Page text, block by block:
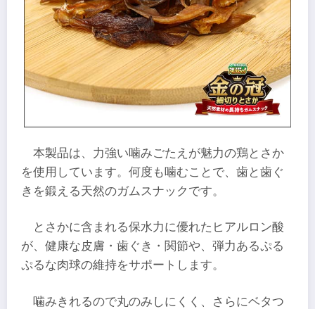
本製品は、力強い噛みごたえが魅力の鶏とさか
を使用しています。何度も噛むことで、歯と歯ぐ
きを鍛える天然のガムスナックです。
とさかに含まれる保水力に優れたヒアルロン酸
が、健康な皮膚・歯ぐき・関節や、弾力あるぷる
ぷるな肉球の維持をサポートします。
噛みきれるので丸のみしにくく、さらにベタつ